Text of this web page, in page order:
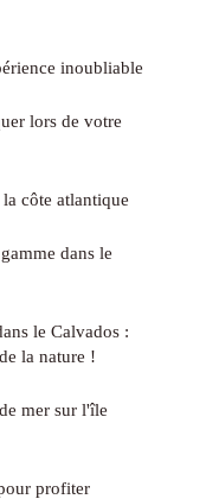
inoubliable
lors de votre
côte atlantique
dans le
le Calvados :
la nature !
mer sur l'île
profiter